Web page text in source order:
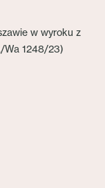
w wyroku z
Wa 1248/23)